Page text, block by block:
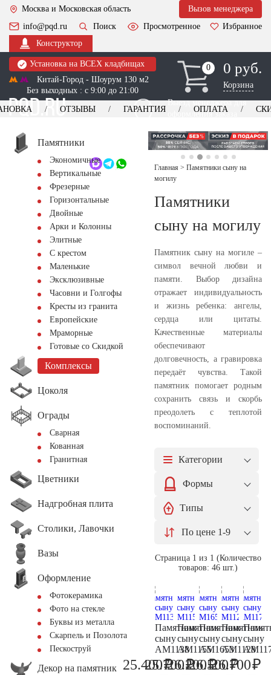
Москва и Московская область
Вызов менеджера
info@pqd.ru
Поиск Просмотренное
Избранное
Конструктор
Установка на ВСЕХ кладбищах
Китай-Город - Шоурум 130 м2
Без выходных : с 9:00 до 21:00
0
0 0 руб.
Корзина
Выезд менеджера для
оформления заказа
+7 (495) 518-44-23
Обратный звонок
ОТЗЫВЫ ГАРАНТИЯ ОПЛАТА
Памятники
Экономичные
Вертикальные
Фрезерные
Горизонтальные
Двойные
Арки и Колонны
Элитные
С крестом
Маленькие
Эксклюзивные
Часовни и Голгофы
Кресты из гранита
Европейские
Мраморные
Готовые со Скидкой
Комплексы
Цоколя
Ограды
Сварная
Кованная
Гранитная
Цветники
Надгробная плита
Столики, Лавочки
Вазы
Оформление
Фотокерамика
Фото на стекле
Буквы из металла
Скарпель и Позолота
Пескоструй
Декор на памятник
Главная > Памятники сыну на
могилу
Памятники
сыну на могилу
Памятник сыну на могиле –
символ вечной любви и
памяти. Выбор дизайна
отражает индивидуальность
и жизнь ребенка: ангелы,
сердца или цитаты.
Качественные материалы
обеспечивают
долговечность, а гравировка
передаёт чувства. Такой
памятник помогает родным
сохранить связь и скорбь
преодолеть с теплотой
воспоминаний.
Категории
Формы
Типы
По цене 1-9
Страница 1 из 1 (Количество
товаров: 46 шт.)
Памятник
сыну
AM1138
26.700
25.400₽
Памятник
сыну
AM1155
27.100
25.700₽
Памятник
сыну
AM1653
27.600
26.200₽
Памятник
сыну
AM1128
27.900
26.500₽
сыну
26.700₽